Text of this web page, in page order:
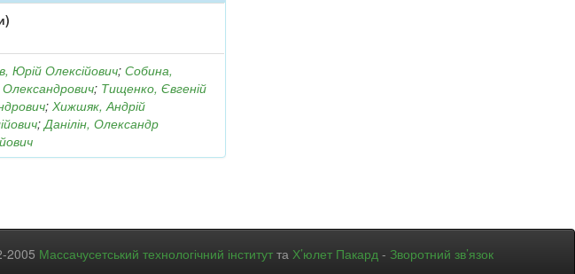
Юрій Олексійович;Собина,
Олександрович; Тищенко, Євгеній
;Хижшяк, Андрій
;Данілін, Олександр
2005 Массачусетський технологічний інститут та Х’юлет Пакард - Зворотний зв’язок